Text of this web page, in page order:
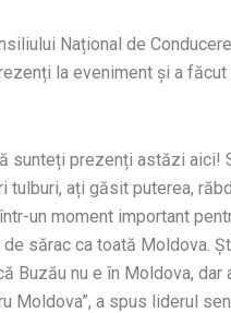
Național de
la eveniment și a
sunteți prezenți astăzi
tulburi, ați găsit puterea,
un moment important
sărac ca toată Moldova.
Buzău nu e în Moldova, dar
Moldova”, a spus liderul